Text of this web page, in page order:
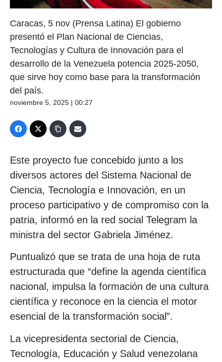
Caracas, 5 nov (Prensa Latina) El gobierno
presentó el Plan Nacional de Ciencias,
Tecnologías y Cultura de Innovación para el
desarrollo de la Venezuela potencia 2025-2050,
que sirve hoy como base para la transformación
del país.
noviembre 5, 2025 | 00:27
Este proyecto fue concebido junto a los
diversos actores del Sistema Nacional de
Ciencia, Tecnología e Innovación, en un
proceso participativo y de compromiso con la
patria, informó en la red social Telegram la
ministra del sector Gabriela Jiménez.
Puntualizó que se trata de una hoja de ruta
estructurada que “define la agenda científica
nacional, impulsa la formación de una cultura
científica y reconoce en la ciencia el motor
esencial de la transformación social”.
La vicepresidenta sectorial de Ciencia,
Tecnología, Educación y Salud venezolana